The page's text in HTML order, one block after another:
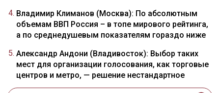
Владимир Климанов (Москва): По абсолютным
объемам ВВП Россия – в топе мирового рейтинга,
а по среднедушевым показателям гораздо ниже
Александр Андони (Владивосток): Выбор таких
мест для организации голосования, как торговые
центров и метро, — решение нестандартное